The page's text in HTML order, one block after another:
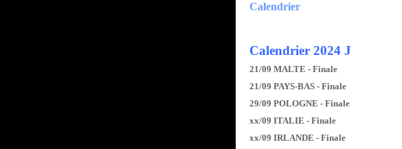
Calendrier
Calendrier 2024 J
21/09 MALTE - Finale
21/09 PAYS-BAS - Finale
29/09 POLOGNE - Finale
xx/09 ITALIE - Finale
xx/09 IRLANDE - Finale